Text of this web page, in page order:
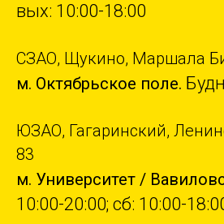
вых: 10:00-18:00
СЗАО, Щукино, Маршала
м. Октябрьское поле.
ЮЗАО, Гагаринский,
83
м. Университет /
10:00-20:00; сб: 10:00-